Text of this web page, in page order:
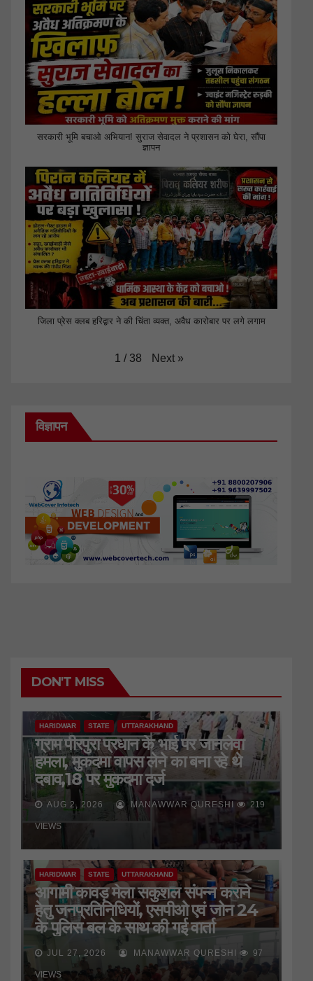
सरकारी भूमि बचाओ अभियान! सुराज सेवादल ने प्रशासन को घेरा, सौंपा
ज्ञापन
जिला प्रेस क्लब हरिद्वार ने की चिंता व्यक्त, अवैध कारोबार पर लगे लगाम
1 / 38 Next »
विज्ञापन
DON'T MISS
HARIDWAR STATE UTTARAKHAND
ग्राम पीरपुरा प्रधान के भाई पर जानलेवा
हमला, मुकदमा वापस लेने का बना रहे थे
दबाव,18 पर मुकदमा दर्ज
AUG 2, 2026 MANAWWAR QURESHI 219
VIEWS
HARIDWAR STATE UTTARAKHAND
आगामी कावड़ मेला सकुशल संपन्न कराने
हेतु जनप्रतिनिधियों, एसपीओ एवं जोन 24
के पुलिस बल के साथ की गई वार्ता
JUL 27, 2026 MANAWWAR QURESHI 97
VIEWS
HARIDWAR STATE UTTARAKHAND